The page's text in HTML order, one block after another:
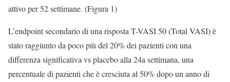
attivo per 52 settimane. (Figura 1)
L’endpoint secondario di una risposta T-VASI 50 (Total VASI) è
stato raggiunto da poco più del 20% dei pazienti con una
differenza significativa vs placebo alla 24a settimana, una
percentuale di pazienti che è cresciuta al 50% dopo un anno di